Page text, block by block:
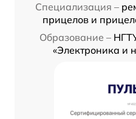
Специализация –
прицелов и
Образование –
«Электроника и